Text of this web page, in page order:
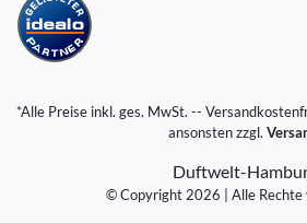
*Alle Preise inkl. ges. MwSt. --
ansonsten zzgl.
Duftwelt-
© Copyright 2026 | Alle Rechte